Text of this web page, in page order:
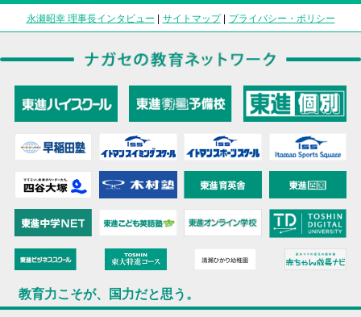
永瀬昭幸 理事長インタビュー | サイトマップ| プライバシー・ポリシー
教育力こそが、国力だと思う。